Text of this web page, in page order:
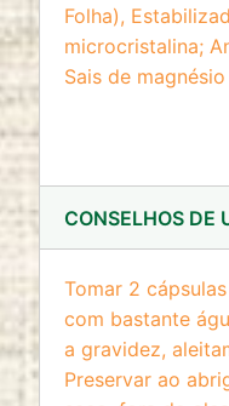
Folha),
microcristalina;
Sais de
CONSELHOS DE
Tomar 2
com bastante
a gravidez,
Preservar ao